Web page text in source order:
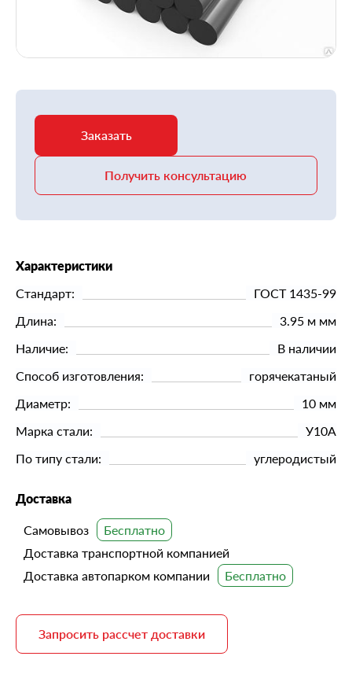
Заказать
Получить консультацию
Характеристики
Стандарт:
ГОСТ 1435-99
Длина:
3.95 м мм
Наличие:
В наличии
Способ изготовления:
горячекатаный
Диаметр:
10 мм
Марка стали:
У10А
По типу стали:
углеродистый
Доставка
Самовывоз
Доставка транспортной компанией
Доставка автопарком компании
Запросить рассчет доставки